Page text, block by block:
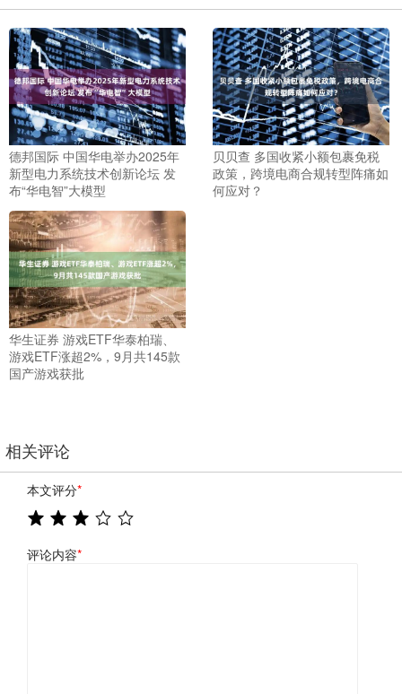
德邦国际 中国华电举办2025年
新型电力系统技术创新论坛 发
布“华电智”大模型
贝贝查 多国收紧小额包裹免税
政策，跨境电商合规转型阵痛如
何应对？
华生证券 游戏ETF华泰柏瑞、
游戏ETF涨超2%，9月共145款
国产游戏获批
相关评论
本文评分*
评论内容*